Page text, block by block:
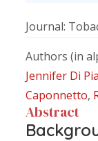
Journal:
Authors (in
Jennifer Di
Caponnetto,
Abstract